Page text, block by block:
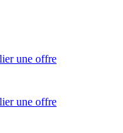
une offre
une offre